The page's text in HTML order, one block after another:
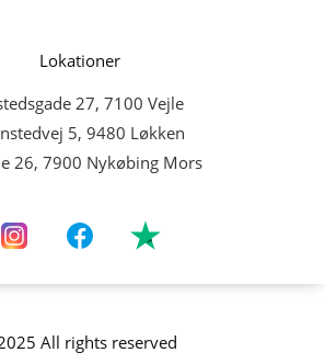
Lokationer
27, 7100 Vejle
5, 9480 Løkken
26, 7900 Nykøbing Mors
All rights reserved